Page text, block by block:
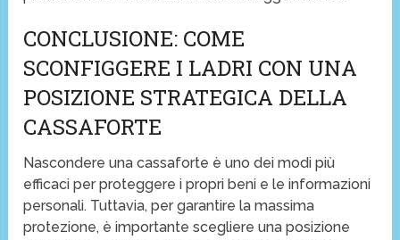
CONCLUSIONE: COME
SCONFIGGERE I LADRI CON UNA
POSIZIONE STRATEGICA DELLA
CASSAFORTE
Nascondere una cassaforte è uno dei modi più
efficaci per proteggere i propri beni e le informazioni
personali. Tuttavia, per garantire la massima
protezione, è importante scegliere una posizione